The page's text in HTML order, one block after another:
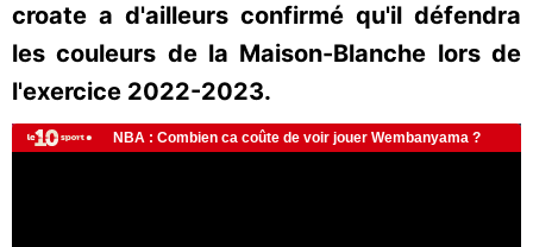
croate a d'ailleurs confirmé qu'il défendra
les couleurs de la Maison-Blanche lors de
l'exercice 2022-2023.